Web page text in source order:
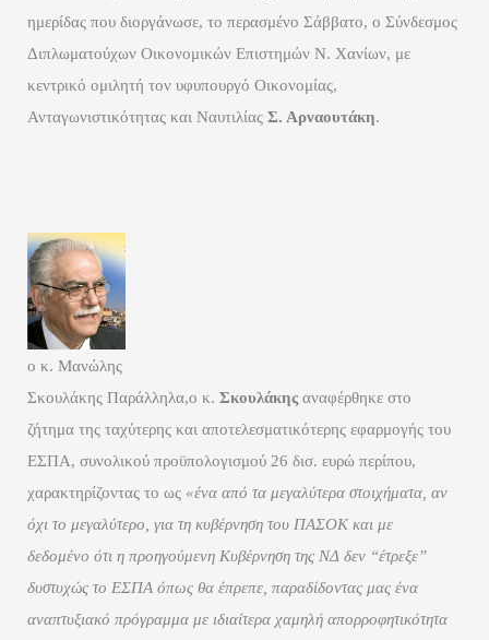
ημερίδας που διοργάνωσε, το περασμένο Σάββατο, ο Σύνδεσμος
Διπλωματούχων Οικονομικών Επιστημών Ν. Χανίων, με
κεντρικό ομιλητή τον υφυπουργό Οικονομίας,
Ανταγωνιστικότητας και Ναυτιλίας Σ. Αρναουτάκη.
ο κ. Μανώλης
Σκουλάκης Παράλληλα,ο κ. Σκουλάκης αναφέρθηκε στο
ζήτημα της ταχύτερης και αποτελεσματικότερης εφαρμογής του
ΕΣΠΑ, συνολικού προϋπολογισμού 26 δισ. ευρώ περίπου,
χαρακτηρίζοντας το ως «ένα από τα μεγαλύτερα στοιχήματα, αν
όχι το μεγαλύτερο, για τη κυβέρνηση του ΠΑΣΟΚ και με
δεδομένο ότι η προηγούμενη Κυβέρνηση της ΝΔ δεν “έτρεξε”
δυστυχώς το ΕΣΠΑ όπως θα έπρεπε, παραδίδοντας μας ένα
αναπτυξιακό πρόγραμμα με ιδιαίτερα χαμηλή απορροφητικότητα